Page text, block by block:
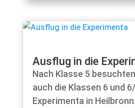
Ausflug in die
Nach Klasse 5
auch die Klassen 6 und
Experimenta in